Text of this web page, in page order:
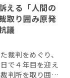
える「人間の
取り囲み原発
議
裁判をめぐり、
で４年目を迎え
判所を取り囲む